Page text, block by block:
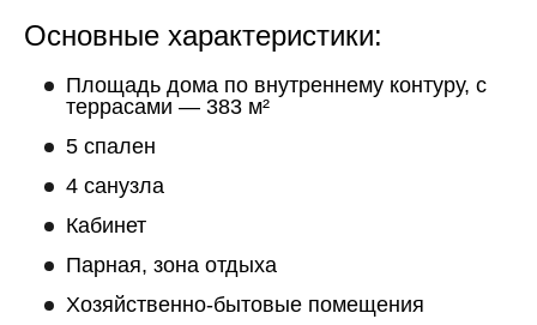
Основные характеристики:
Площадь дома по внутреннему контуру, с
террасами — 383 м²
5 спален
4 санузла
Кабинет
Парная, зона отдыха
Хозяйственно-бытовые помещения